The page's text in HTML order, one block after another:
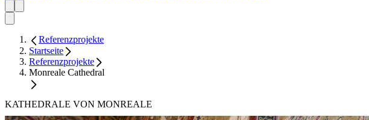
Referenzprojekte
Startseite
Referenzprojekte
Monreale Cathedral
KATHEDRALE VON MONREALE